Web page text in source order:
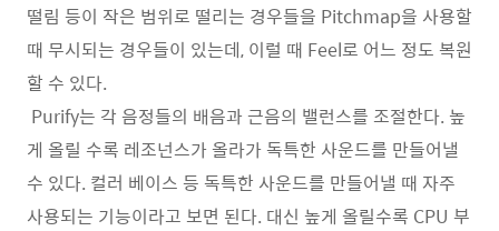
떨림 등이 작은 범위로 떨리는 경우들을 Pitchmap을 사용할
때 무시되는 경우들이 있는데, 이럴 때 Feel로 어느 정도 복원
할 수 있다.
Purify는 각 음정들의 배음과 근음의 밸런스를 조절한다. 높
게 올릴 수록 레조넌스가 올라가 독특한 사운드를 만들어낼
수 있다. 컬러 베이스 등 독특한 사운드를 만들어낼 때 자주
사용되는 기능이라고 보면 된다. 대신 높게 올릴수록 CPU 부